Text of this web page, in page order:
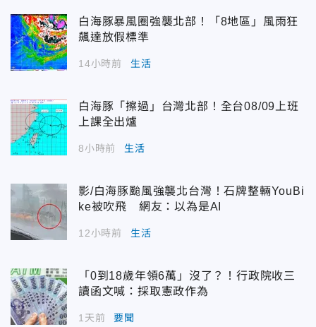
白海豚暴風圈強襲北部！「8地區」風雨狂
飆達放假標準
14小時前 生活
白海豚「擦過」台灣北部！全台08/09上班
上課全出爐
8小時前 生活
影/白海豚颱風強襲北台灣！石牌整輛YouBi
ke被吹飛 網友：以為是AI
12小時前 生活
「0到18歲年領6萬」沒了？！行政院收三
讀函文喊：採取憲政作為
1天前 要聞